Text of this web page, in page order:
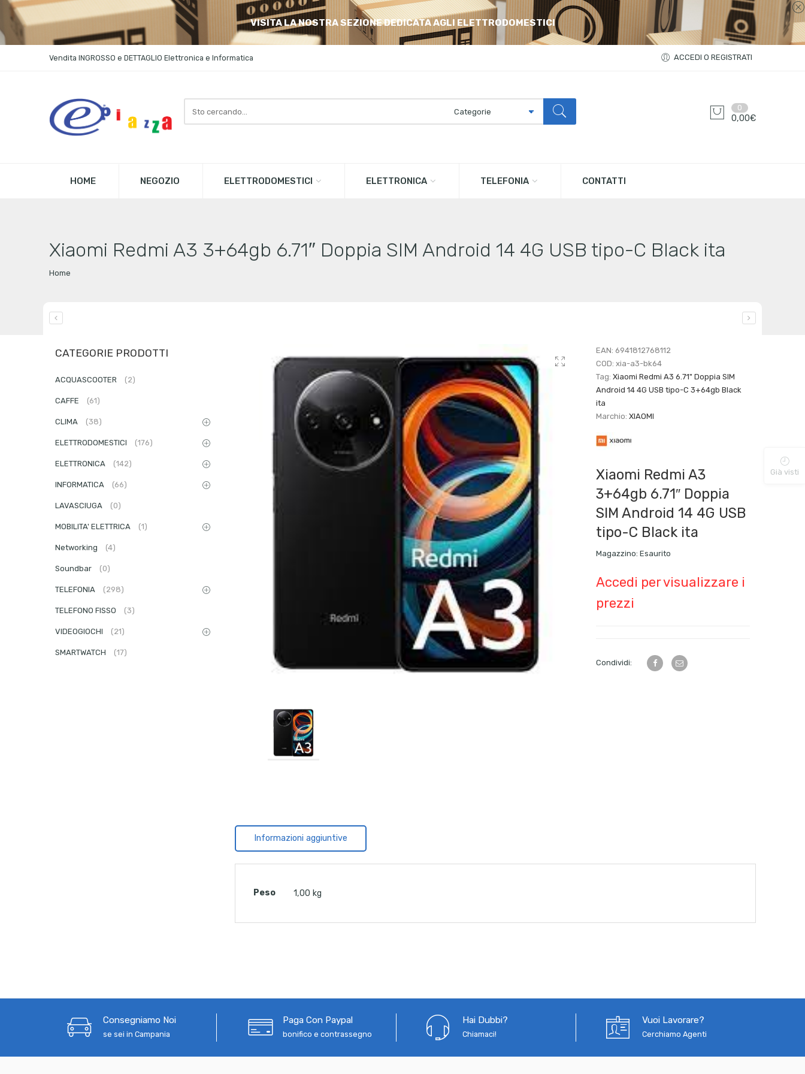
VISITA LA NOSTRA SEZIONE DEDICATA AGLI ELETTRODOMESTICI
Vendita INGROSSO e DETTAGLIO Elettronica e Informatica ACCEDI O REGISTRATI
here
0
0,00€
HOME NEGOZIO ELETTRODOMESTICI ELETTRONICA TELEFONIA CONTATTI
Xiaomi Redmi A3 3+64gb 6.71″ Doppia SIM Android 14 4G USB tipo-C Black ita
Home
EAN: 6941812768112
COD:xia-a3-bk64
Tag:Xiaomi Redmi A3 6.71" Doppia SIM
Android 14 4G USB tipo-C 3+64gb Black
ita
Marchio:XIAOMI
Xiaomi Redmi A3
3+64gb 6.71″ Doppia
SIM Android 14 4G USB
tipo-C Black ita
Magazzino: Esaurito
Accedi per visualizzare i
prezzi
Condividi:
Informazioni aggiuntive
Peso 1,00 kg
CATEGORIE PRODOTTI
ACQUASCOOTER (2)
CAFFE (61)
CLIMA (38)
ELETTRODOMESTICI (176)
ELETTRONICA (142)
INFORMATICA (66)
LAVASCIUGA (0)
MOBILITA' ELETTRICA (1)
Networking (4)
Soundbar (0)
TELEFONIA (298)
TELEFONO FISSO (3)
VIDEOGIOCHI (21)
SMARTWATCH (17)
Consegniamo Noi
se sei in Campania
Paga Con Paypal
bonifico e contrassegno
Hai Dubbi?
Chiamaci!
Vuoi Lavorare?
Cerchiamo Agenti
Già visti